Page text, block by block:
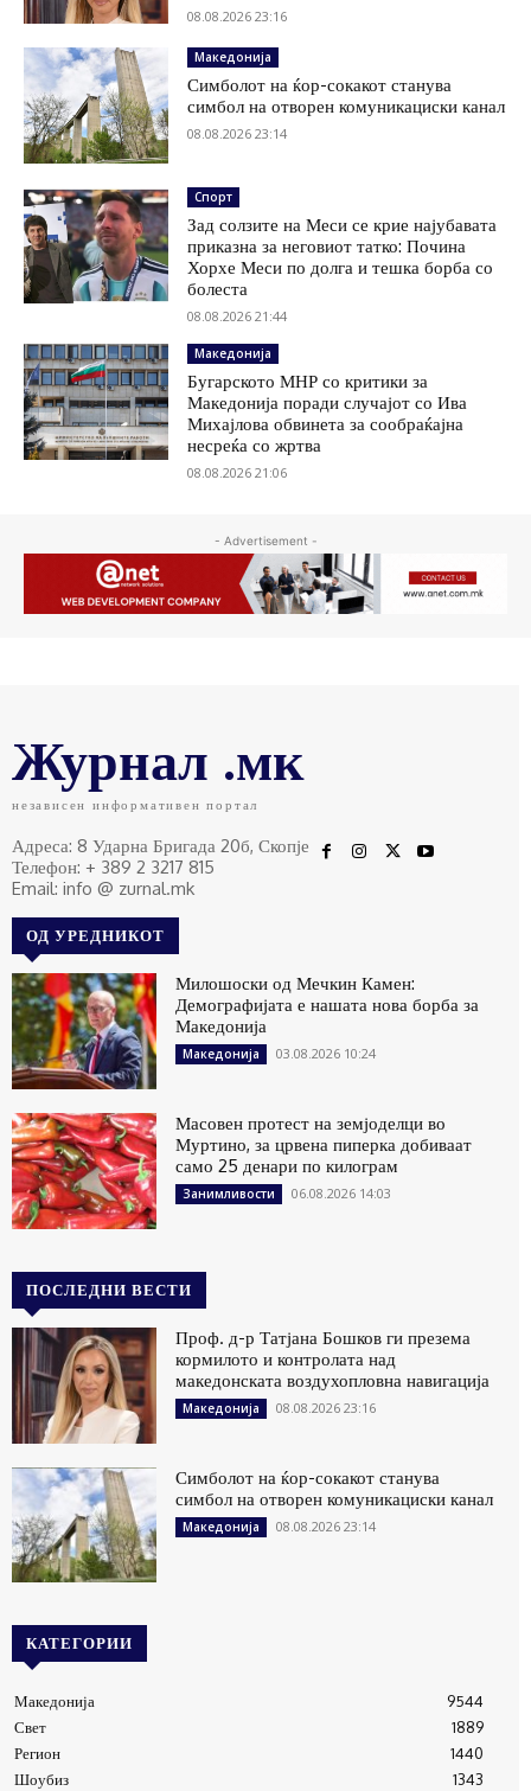
08.08.2026 23:16
Македонија
Симболот на ќор-сокакот станува
симбол на отворен комуникациски канал
08.08.2026 23:14
Спорт
Зад солзите на Меси се крие најубавата
приказна за неговиот татко: Почина
Хорхе Меси по долга и тешка борба со
болеста
08.08.2026 21:44
Македонија
Бугарското МНР со критики за
Македонија поради случајот со Ива
Михајлова обвинета за сообраќајна
несреќа со жртва
08.08.2026 21:06
- Advertisement -
Журнал .мк
независен информативен портал
Адреса: 8 Ударна Бригада 20б, Скопје
Телефон: + 389 2 3217 815
Email: info @ zurnal.mk
ОД УРЕДНИКОТ
Милошоски од Мечкин Камен:
Демографијата е нашата нова борба за
Македонија
Македонија 03.08.2026 10:24
Масовен протест на земјоделци во
Муртино, за црвена пиперка добиваат
само 25 денари по килограм
Занимливости 06.08.2026 14:03
ПОСЛЕДНИ ВЕСТИ
Проф. д-р Татјана Бошков ги презема
кормилото и контролата над
македонската воздухопловна навигација
Македонија 08.08.2026 23:16
Симболот на ќор-сокакот станува
симбол на отворен комуникациски канал
Македонија 08.08.2026 23:14
КАТЕГОРИИ
Македонија
9544
Свет
1889
Регион
1440
Шоубиз
1343